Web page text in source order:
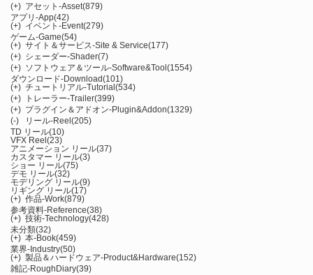
(+) アセット-Asset(879)
アプリ-App(42)
(+) イベント-Event(279)
ゲーム-Game(54)
(+) サイト＆サービス-Site & Service(177)
(+) シェーダー-Shader(7)
(+) ソフトウェア＆ツール-Software&Tool(1554)
ダウンロード-Download(101)
(+) チュートリアル-Tutorial(534)
(+)
トレーラー-Trailer(399)
(+) プラグイン＆アドオン-Plugin&Addon(1329)
(-)
リール-Reel(205)
TD リール(10)
VFX Reel(23)
アニメーション リール(37)
カスタマー リール(3)
ショー リール(75)
デモ リール(32)
モデリング リール(9)
リギング リール(17)
(+) 作品-Work(879)
参考資料-Reference(38)
(+) 技術-Technology(428)
未分類(32)
(+) 本-Book(459)
業界-Industry(50)
(+) 製品＆ハードウェア-Product&Hardware(152)
雑記-RoughDiary(39)